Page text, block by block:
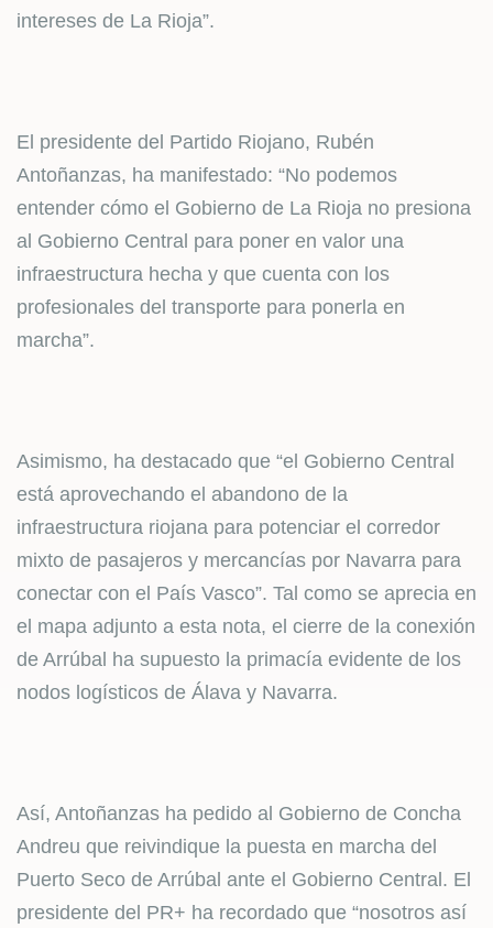
intereses de La Rioja”.
El presidente del Partido Riojano, Rubén
Antoñanzas, ha manifestado: “No podemos
entender cómo el Gobierno de La Rioja no presiona
al Gobierno Central para poner en valor una
infraestructura hecha y que cuenta con los
profesionales del transporte para ponerla en
marcha”.
Asimismo, ha destacado que “el Gobierno Central
está aprovechando el abandono de la
infraestructura riojana para potenciar el corredor
mixto de pasajeros y mercancías por Navarra para
conectar con el País Vasco”. Tal como se aprecia en
el mapa adjunto a esta nota, el cierre de la conexión
de Arrúbal ha supuesto la primacía evidente de los
nodos logísticos de Álava y Navarra.
Así, Antoñanzas ha pedido al Gobierno de Concha
Andreu que reivindique la puesta en marcha del
Puerto Seco de Arrúbal ante el Gobierno Central. El
presidente del PR+ ha recordado que “nosotros así